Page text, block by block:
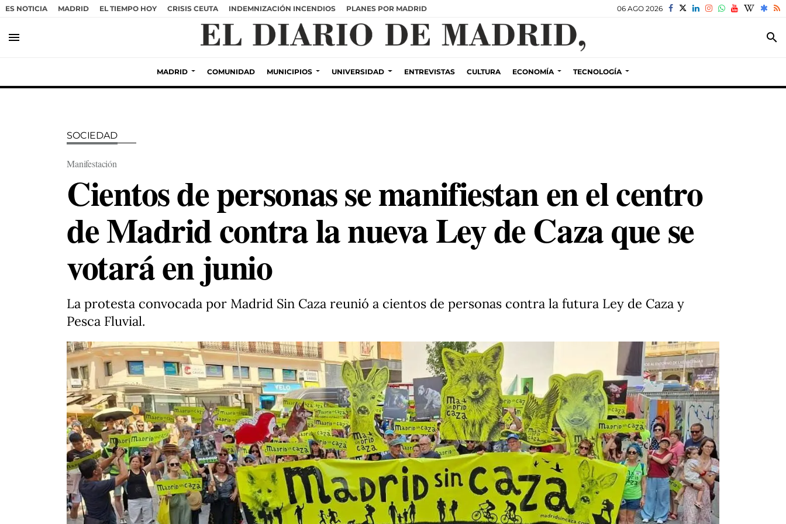
ES NOTICIA MADRID EL TIEMPO HOY CRISIS CEUTA INDEMNIZACIÓN INCENDIOS PLANES POR MADRID 06 AGO 2026
menu search
MADRID COMUNIDAD MUNICIPIOS UNIVERSIDAD ENTREVISTAS CULTURA ECONOMÍA TECNOLOGÍA
SOCIEDAD
Manifestación
Cientos de personas se manifiestan en el centro
de Madrid contra la nueva Ley de Caza que se
votará en junio
La protesta convocada por Madrid Sin Caza reunió a cientos de personas contra la futura Ley de Caza y
Pesca Fluvial.